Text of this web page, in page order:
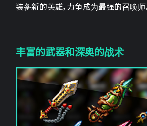
装备新的英雄，力争成为最强的召唤师
丰富的武器和深奥的战术